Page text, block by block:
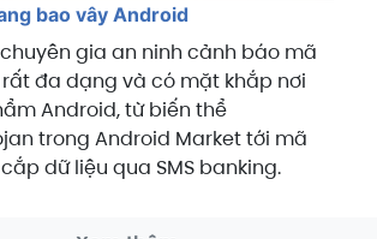
bao vây Android
gia an ninh cảnh báo mã
đa dạng và có mặt khắp nơi
Android, từ biến thể
trong Android Market tới mã
dữ liệu qua SMS banking.